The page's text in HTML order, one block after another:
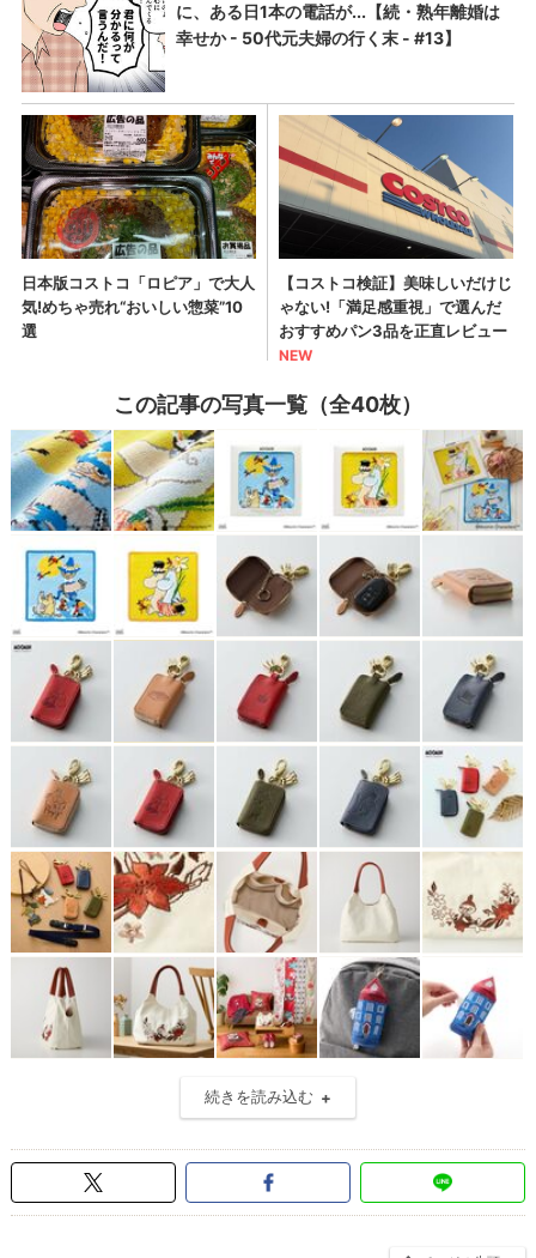
この記事の写真一覧（全40枚）
続きを読み込む